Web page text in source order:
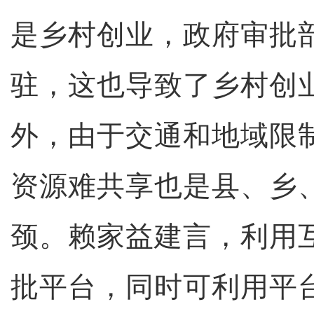
是乡村创业，政府审批
驻，这也导致了乡村创
外，由于交通和地域限
资源难共享也是县、乡
颈。赖家益建言，利用
批平台，同时可利用平